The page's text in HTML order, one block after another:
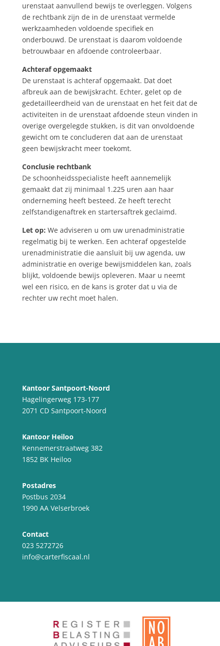
urenstaat aanvullend bewijs te overleggen. Volgens
de rechtbank zijn de in de urenstaat vermelde
werkzaamheden voldoende specifiek en
onderbouwd. De urenstaat is daarom voldoende
betrouwbaar en afdoende controleerbaar.
Achteraf opgemaakt
De urenstaat is achteraf opgemaakt. Dat doet
afbreuk aan de bewijskracht. Echter, gelet op de
gedetailleerdheid van de urenstaat en het feit dat de
activiteiten in de urenstaat afdoende steun vinden in
overige overgelegde stukken, is dit van onvoldoende
gewicht om te concluderen dat aan de urenstaat
geen bewijskracht meer toekomt.
Conclusie rechtbank
De schoonheidsspecialiste heeft aannemelijk
gemaakt dat zij minimaal 1.225 uren aan haar
onderneming heeft besteed. Ze heeft terecht
zelfstandigenaftrek en startersaftrek geclaimd.
Let op: We adviseren u om uw urenadministratie
regelmatig bij te werken. Een achteraf opgestelde
urenadministratie die aansluit bij uw agenda, uw
administratie en overige bewijsmiddelen kan, zoals
blijkt, voldoende bewijs opleveren. Maar u neemt
wel een risico, en de kans is groter dat u via de
rechter uw recht moet halen.
Kantoor Santpoort-Noord
Hagelingerweg 173-177
2071 CD Santpoort-Noord
Kantoor Heiloo
Kennemerstraatweg 382
1852 BK Heiloo
Postadres
Postbus 2034
1990 AA Velserbroek
Contact
023 5272726
info@carterfiscaal.nl